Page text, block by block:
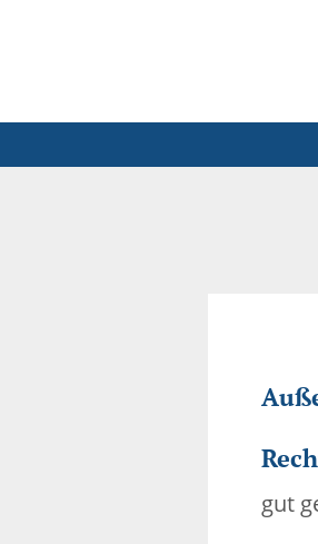
gut